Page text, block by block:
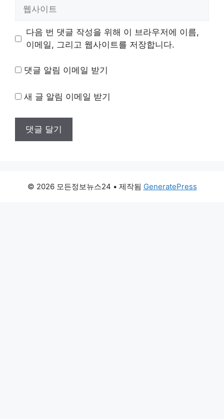
트
다음 번 댓글 작성을 위해 이 브라우저에 이름,
이메일, 그리고 웹사이트를 저장합니다.
댓글 알림 이메일 받기
새 글 알림 이메일 받기
© 2026 모든정보뉴스24 • 제작됨 GeneratePress